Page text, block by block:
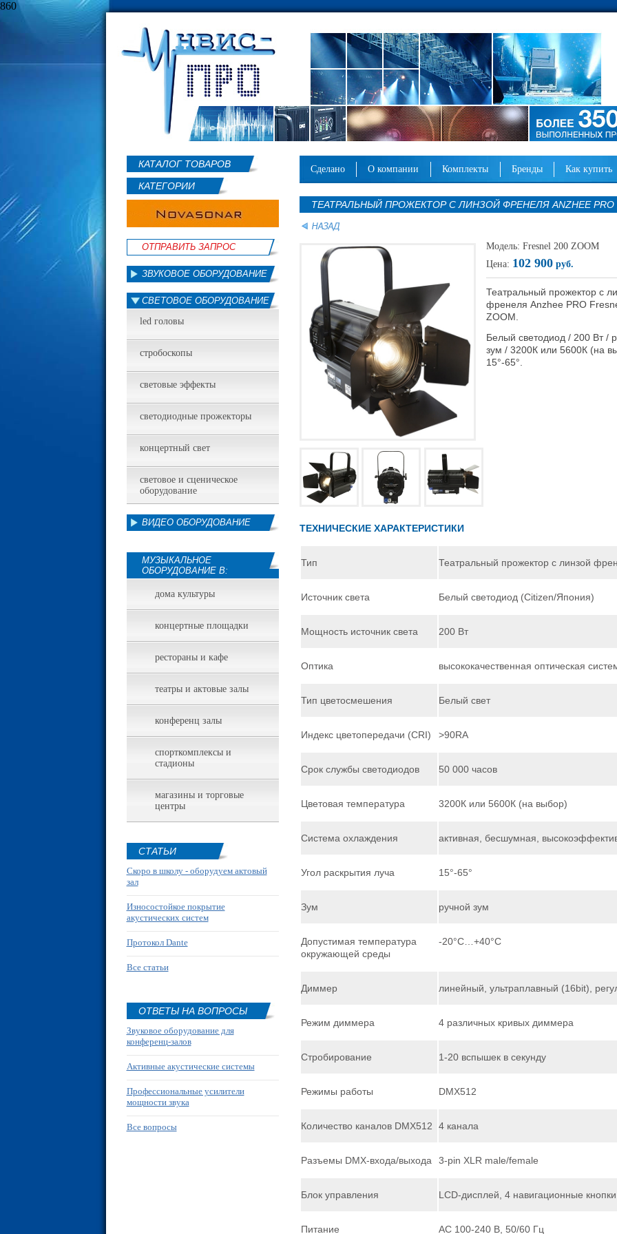
860
КАТАЛОГ ТОВАРОВ
КАТЕГОРИИ
ОТПРАВИТЬ ЗАПРОС
ЗВУКОВОЕ ОБОРУДОВАНИЕ
СВЕТОВОЕ ОБОРУДОВАНИЕ
led головы
стробоскопы
световые эффекты
светодиодные прожекторы
концертный свет
световое и сценическое
оборудование
ВИДЕО ОБОРУДОВАНИЕ
МУЗЫКАЛЬНОЕ
ОБОРУДОВАНИЕ В:
дома культуры
концертные площадки
рестораны и кафе
театры и актовые залы
конференц залы
спорткомплексы и
стадионы
магазины и торговые
центры
СТАТЬИ
Скоро в школу - оборудуем актовый
зал
Износостойкое покрытие
акустических систем
Протокол Dante
Все статьи
ОТВЕТЫ НА ВОПРОСЫ
Звуковое оборудование для
конференц-залов
Активные акустические системы
Профессиональные усилители
мощности звука
Все вопросы
сделано о компании комплекты бренды как купить
ТЕАТРАЛЬНЫЙ ПРОЖЕКТОР С ЛИНЗОЙ ФРЕНЕЛЯ ANZHEE PRO
Модель: Fresnel 200 ZOOM
Цена: 102 900 руб.
Театральный прожектор с
френеля Anzhee PRO
ZOOM.
Белый светодиод / 200 Вт /
зум / 3200К или 5600К (на
15°-65°.
ТЕХНИЧЕСКИЕ ХАРАКТЕРИСТИКИ
Тип Театральный прожектор с линзой
Источник света Белый светодиод (Citizen/Япония)
Мощность источник света 200 Вт
Оптика высококачественная оптическая
Тип цветосмешения Белый свет
Индекс цветопередачи (CRI) >90RA
Срок службы светодиодов 50 000 часов
Цветовая температура 3200К или 5600К (на выбор)
Система охлаждения активная, бесшумная,
Угол раскрытия луча 15°-65°
Зум ручной зум
Допустимая температура
окружающей среды
-20°С…+40°С
Диммер линейный, ультраплавный (16bit),
Режим диммера 4 различных кривых диммера
Стробирование 1-20 вспышек в секунду
Режимы работы DMX512
Количество каналов DMX512 4 канала
Разъемы DMX-входа/выхода 3-pin XLR male/female
Блок управления LCD-дисплей, 4 навигационные кнопки
Питание AC 100-240 В, 50/60 Гц